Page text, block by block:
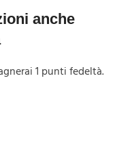
anche
1 punti fedeltà.